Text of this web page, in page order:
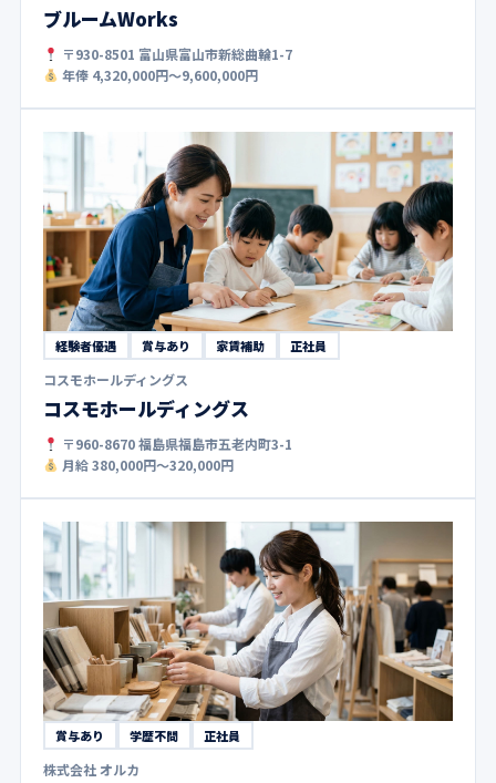
ブルームWorks
〒930-8501 富山県富山市新総曲輪1-7
年俸 4,320,000円〜9,600,000円
経験者優遇 賞与あり 家賃補助 正社員
コスモホールディングス
コスモホールディングス
〒960-8670 福島県福島市五老内町3-1
月給 380,000円〜320,000円
賞与あり 学歴不問 正社員
株式会社 オルカ